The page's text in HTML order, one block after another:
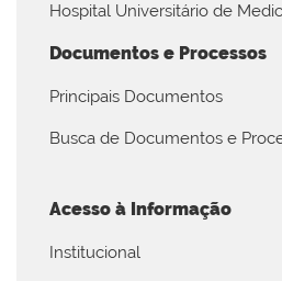
Hospital Universitário de
Documentos e Processos
Principais Documentos
Busca de Documentos e
Acesso à Informação
Institucional